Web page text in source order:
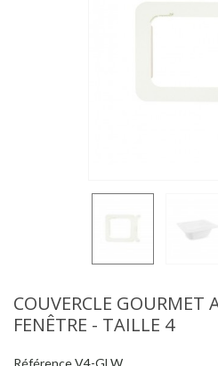
COUVERCLE GOURMET
FENÊTRE - TAILLE 4
RéférenceV4-GLW